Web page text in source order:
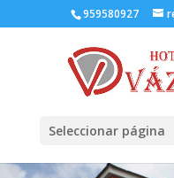
959580927
Seleccionar página